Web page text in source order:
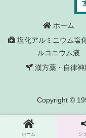
ホーム
塩化アルミニウム塩
ルコニウム液
漢方薬・自律神
Copyright ©
ホーム シ